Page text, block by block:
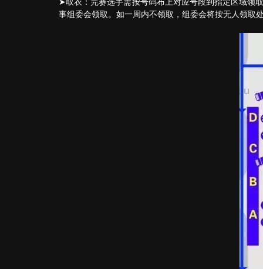
➤取衣：完赛选手需按号码布上对应号段到指定区域领
事组委会领取。如一周内不领取，组委会将按无人领取